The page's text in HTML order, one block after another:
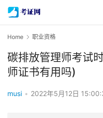
Home 职业资格
碳排放管理师考试
师证书有用吗)
musi • 2022年5月12日